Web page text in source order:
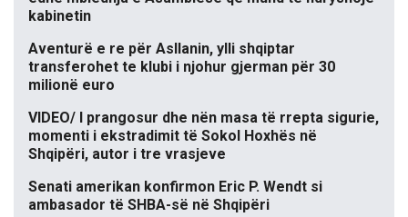
kabinetin
Aventurë e re për Asllanin, ylli shqiptar
transferohet te klubi i njohur gjerman për 30
milionë euro
VIDEO/ I prangosur dhe nën masa të rrepta sigurie,
momenti i ekstradimit të Sokol Hoxhës në
Shqipëri, autor i tre vrasjeve
Senati amerikan konfirmon Eric P. Wendt si
ambasador të SHBA-së në Shqipëri